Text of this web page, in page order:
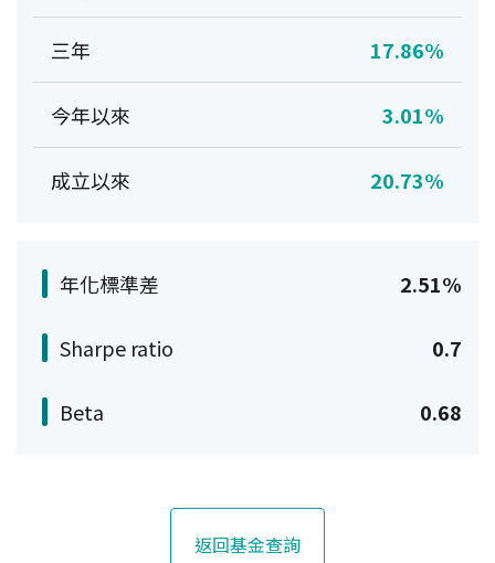
三年 17.86%
今年以來 3.01%
成立以來 20.73%
年化標準差 2.51%
Sharpe ratio 0.7
Beta 0.68
返回基金查詢